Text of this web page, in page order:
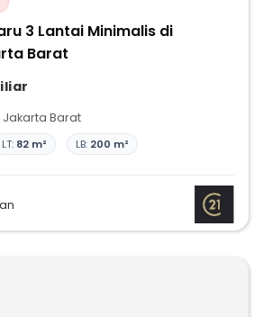
3 Lantai Minimalis di
Barat
Jakarta Barat
LT: 82 m² LB: 200 m²